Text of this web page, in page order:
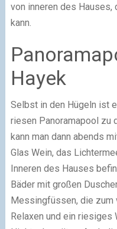
von inneren des
kann.
Hayek
Selbst in den Hügeln ist
riesen Panoramapool zu
kann man dann abends
Glas Wein, das
Inneren des Hauses
Bäder mit großen
Messingfüssen, die zum
Relaxen und ein riesiges